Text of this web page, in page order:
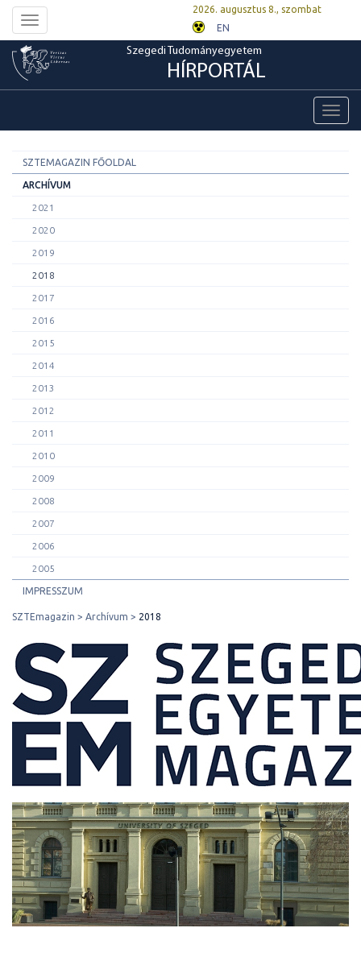
Toggle
navigation
2026. augusztus 8., szombat
EN
Szegedi Tudományegyetem
HÍRPORTÁL
SZTEMAGAZIN FŐOLDAL
ARCHÍVUM
2021
2020
2019
2018
2017
2016
2015
2014
2013
2012
2011
2010
2009
2008
2007
2006
2005
IMPRESSZUM
SZTEmagazin Archívum 2018